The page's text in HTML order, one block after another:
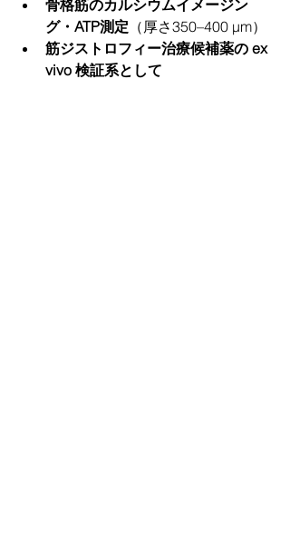
骨格筋のカルシウムイメージン
グ・ATP測定 （厚さ350–400 µm）
筋ジストロフィー治療候補薬の ex
vivo 検証系として